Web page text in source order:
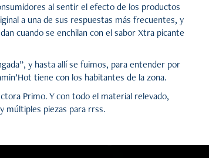
al sentir el efecto de los productos
a una de sus respuestas más frecuentes, y
cuando se enchilan con el sabor Xtra picante
y hasta allí se fuimos, para entender por
tiene con los habitantes de la zona.
Primo. Y con todo el material relevado,
múltiples piezas para rrss.